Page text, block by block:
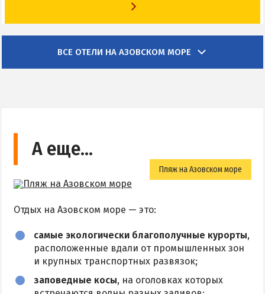
ВСЕ ОТЕЛИ НА АЗОВСКОМ МОРЕ
А еще…
Пляж на Азовском море
Отдых на Азовском море — это:
самые экологически благополучные курорты,
расположенные вдали от промышленных зон
и крупных транспортных развязок;
заповедные косы, на оголовках которых